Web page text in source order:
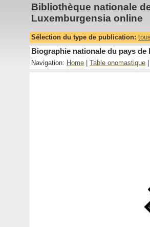
Bibliothèque nationale
Luxemburgensia online
Sélection du type de publication: tous
Biographie nationale du pays de
Navigation: Home Table onomastique